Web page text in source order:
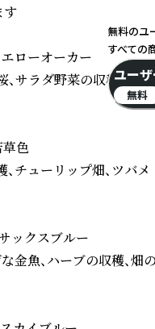
す
エローオーカー
サラダ野菜の収穫、お
草色
チューリップ畑、ツバメ
ックスブルー
金魚、ハーブの収穫、畑
無料のユ
すべての
ユー
無料